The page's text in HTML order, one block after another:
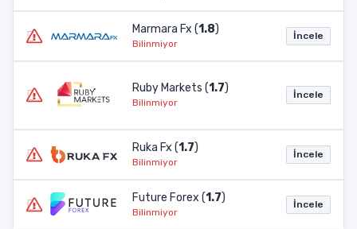
Marmara Fx (1.8)
Bilinmiyor
İncele
Ruby Markets (1.7)
Bilinmiyor
İncele
Ruka Fx (1.7)
Bilinmiyor
İncele
Future Forex (1.7)
Bilinmiyor
İncele